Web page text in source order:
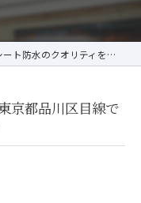
クオリティを東京都品川区目線で徹底比較とメーカー選びのコツ
京都品川区目線で